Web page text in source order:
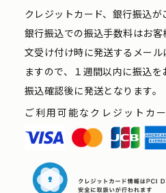
クレジットカード、銀行振込が
銀行振込での振込手数料はお
文受け付け時に発送するメー
ますので、１週間以内に振込
振込確認後に発送となります。
ご利用可能なクレジットカ